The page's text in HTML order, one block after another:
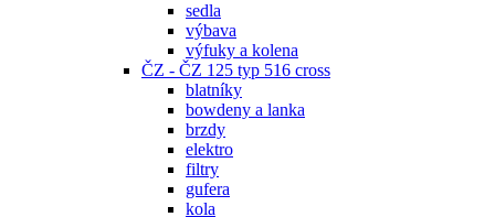
sedla
výbava
výfuky a kolena
ČZ - ČZ 125 typ 516 cross
blatníky
bowdeny a lanka
brzdy
elektro
filtry
gufera
kola